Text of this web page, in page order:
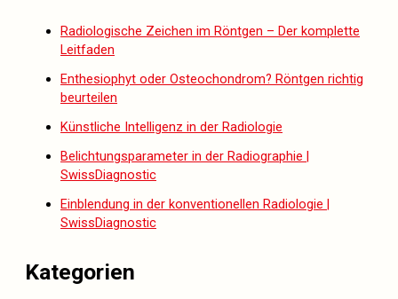
Radiologische Zeichen im Röntgen – Der komplette
Leitfaden
Enthesiophyt oder Osteochondrom? Röntgen richtig
beurteilen
Künstliche Intelligenz in der Radiologie
Belichtungsparameter in der Radiographie |
SwissDiagnostic
Einblendung in der konventionellen Radiologie |
SwissDiagnostic
Kategorien